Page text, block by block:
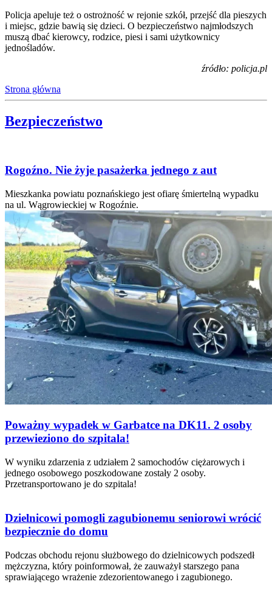
Policja apeluje też o ostrożność w rejonie szkół, przejść dla pieszych
i miejsc, gdzie bawią się dzieci. O bezpieczeństwo najmłodszych
muszą dbać kierowcy, rodzice, piesi i sami użytkownicy
jednośladów.
źródło: policja.pl
Strona główna
Bezpieczeństwo
Rogoźno. Nie żyje pasażerka jednego z aut
Mieszkanka powiatu poznańskiego jest ofiarę śmiertelną wypadku
na ul. Wągrowieckiej w Rogoźnie.
Poważny wypadek w Garbatce na DK11. 2 osoby
przewieziono do szpitala!
W wyniku zdarzenia z udziałem 2 samochodów ciężarowych i
jednego osobowego poszkodowane zostały 2 osoby.
Przetransportowano je do szpitala!
Dzielnicowi pomogli zagubionemu seniorowi wrócić
bezpiecznie do domu
Podczas obchodu rejonu służbowego do dzielnicowych podszedł
mężczyzna, który poinformował, że zauważył starszego pana
sprawiającego wrażenie zdezorientowanego i zagubionego.